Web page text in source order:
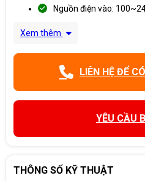
Nguồn điện vào:
Xem thêm
LIÊN HỆ ĐỂ
YÊU CẦU
THÔNG SỐ KỸ THUẬT